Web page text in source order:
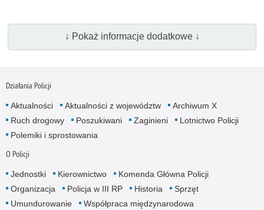
↓ Pokaż informacje dodatkowe ↓
Działania Policji
Aktualności Aktualności z województw
Archiwum X
Ruch drogowy
Poszukiwani Zaginieni
Lotnictwo Policji
Polemiki i sprostowania
O Policji
Jednostki Kierownictwo
Komenda Główna Policji
Organizacja
Policja w III RP Historia
Sprzęt
Umundurowanie
Współpraca międzynarodowa